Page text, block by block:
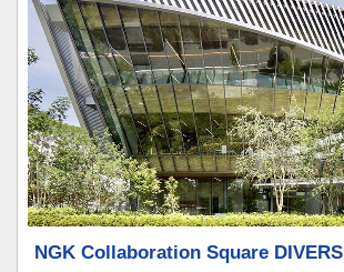
NGK Collaboration Square DIVERS